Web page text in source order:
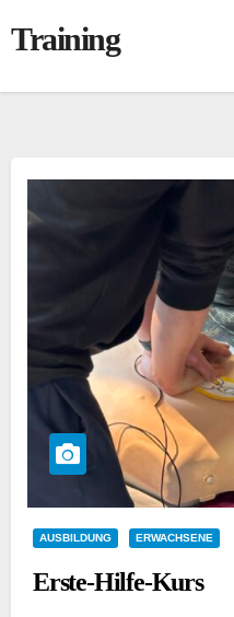
Training
AUSBILDUNG ERWACHSENE
Erste-Hilfe-Kurs